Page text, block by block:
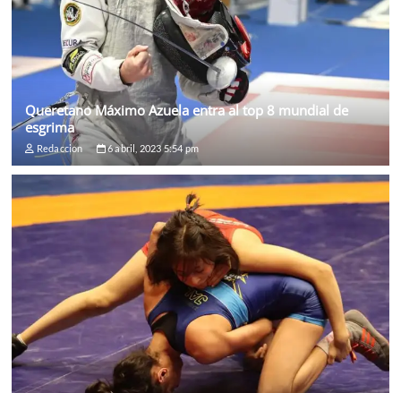
Queretano Máximo Azuela entra al top 8 mundial de
esgrima
Redaccion 6 abril, 2023 5:54 pm